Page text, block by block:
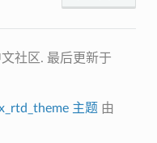
社区. 最后更新于
主题 由